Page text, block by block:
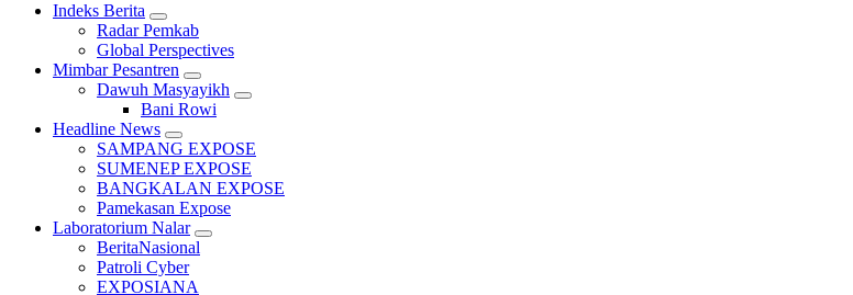
Indeks Berita
Radar Pemkab
Global Perspectives
Mimbar Pesantren
Dawuh Masyayikh
Bani Rowi
Headline News
SAMPANG EXPOSE
SUMENEP EXPOSE
BANGKALAN EXPOSE
Pamekasan Expose
Laboratorium Nalar
BeritaNasional
Patroli Cyber
EXPOSIANA